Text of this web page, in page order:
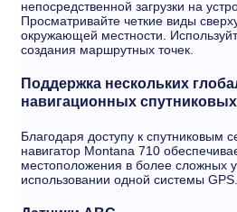
непосредственной загрузки на
Просматривайте четкие виды
окружающей местности.
создания маршрутных точек.
Поддержка нескольких
навигационных
Благодаря доступу к спутниковым
навигатор Montana 710
местоположения в более сложных
использовании одной системы GPS.